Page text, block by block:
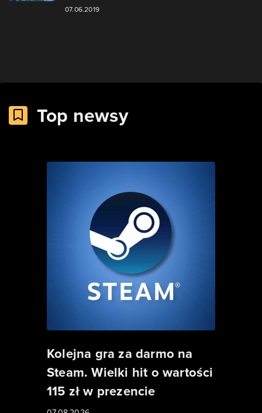
07.06.2019
Top newsy
Kolejna gra za darmo na
Steam. Wielki hit o wartości
115 zł w prezencie